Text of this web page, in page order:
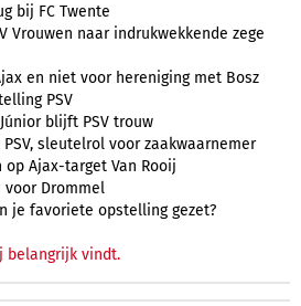
bij FC Twente
Vrouwen naar indrukwekkende zege
en niet voor hereniging met Bosz
PSV
blijft PSV trouw
sleutelrol voor zaakwaarnemer
op Ajax-target Van Rooij
voor Drommel
je favoriete opstelling gezet?
belangrijk vindt.